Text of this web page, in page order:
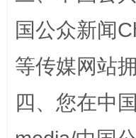
阿坝州三大球
国公众新闻
等传媒网站
四、您在中